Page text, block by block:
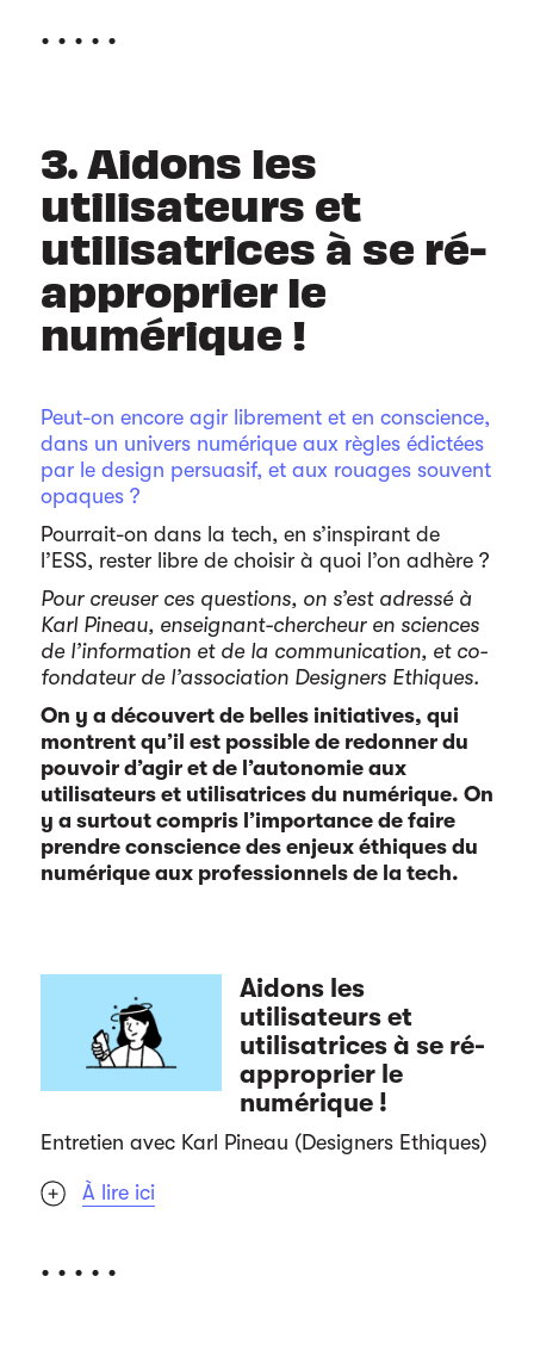
. . . . .
3. Aidons les
utilisateurs et
utilisatrices à se ré-
approprier le
numérique !
Peut-on encore agir librement et en conscience,
dans un univers numérique aux règles édictées
par le design persuasif, et aux rouages souvent
opaques ?
Pourrait-on dans la tech, en s’inspirant de
l’ESS, rester libre de choisir à quoi l’on adhère ?
Pour creuser ces questions, on s’est adressé à
Karl Pineau, enseignant-chercheur en sciences
de l’information et de la communication, et co-
fondateur de l’association Designers Ethiques.
On y a découvert de belles initiatives, qui
montrent qu’il est possible de redonner du
pouvoir d’agir et de l’autonomie aux
utilisateurs et utilisatrices du numérique. On
y a surtout compris l’importance de faire
prendre conscience des enjeux éthiques du
numérique aux professionnels de la tech.
Aidons les
utilisateurs et
utilisatrices à se ré-
approprier le
numérique !
Entretien avec Karl Pineau (Designers Ethiques)
À lire ici
. . . . .